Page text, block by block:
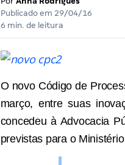
Publicado em 29/04/16
6 min. de leitura
O novo Código de
março, entre suas
concedeu à Advocacia
previstas para o